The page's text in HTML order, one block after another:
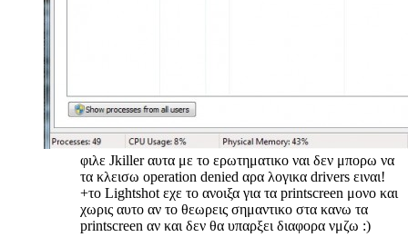
φιλε Jkiller αυτα με το ερωτηματικο ναι δεν μπορω να
τα κλεισω operation denied αρα λογικα drivers ειναι!
+το Lightshot εχε το ανοιξα για τα printscreen μονο και
χωρις αυτο αν το θεωρεις σημαντικο στα κανω τα
printscreen αν και δεν θα υπαρξει διαφορα νμζω :)